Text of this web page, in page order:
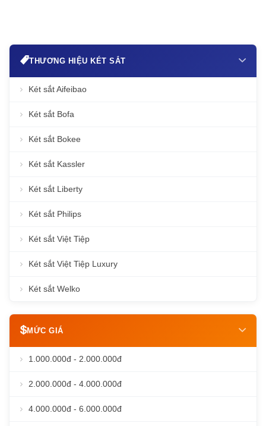
THƯƠNG HIỆU KÉT SẮT
Két sắt Aifeibao
Két sắt Bofa
Két sắt Bokee
Két sắt Kassler
Két sắt Liberty
Két sắt Philips
Két sắt Việt Tiệp
Két sắt Việt Tiệp Luxury
Két sắt Welko
MỨC GIÁ
1.000.000đ - 2.000.000đ
2.000.000đ - 4.000.000đ
4.000.000đ - 6.000.000đ